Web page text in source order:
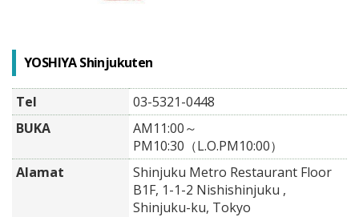
YOSHIYA Shinjukuten
Tel
03-5321-0448
BUKA
AM11:00～
PM10:30（L.O.PM10:00）
Alamat
Shinjuku Metro Restaurant Floor
B1F, 1-1-2 Nishishinjuku ,
Shinjuku-ku, Tokyo